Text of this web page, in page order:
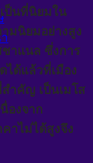
ป็นที่นิยมใน
มนิยมอย่างสูง
ชาแนล ซึ่งการ
ได้แล้วที่เมือง
ำคัญ เป็นเมโส
องจาก
าไม่ได้สูงจึง